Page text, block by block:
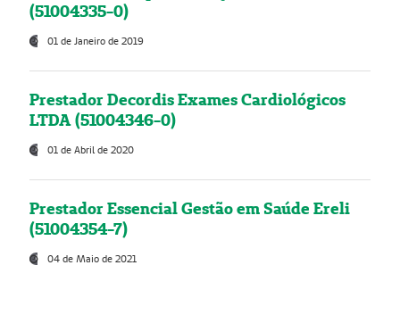
(51004335-0)
01 de Janeiro de 2019
Prestador Decordis Exames Cardiológicos
LTDA (51004346-0)
01 de Abril de 2020
Prestador Essencial Gestão em Saúde Ereli
(51004354-7)
04 de Maio de 2021